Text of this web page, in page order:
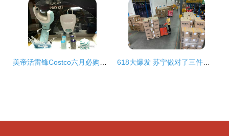
美帝活雷锋Costco六月必购清单 数码家电与居家日用深度种草 618大爆发 苏宁做对了三件事——聚焦针纺织品及原料销售新策略